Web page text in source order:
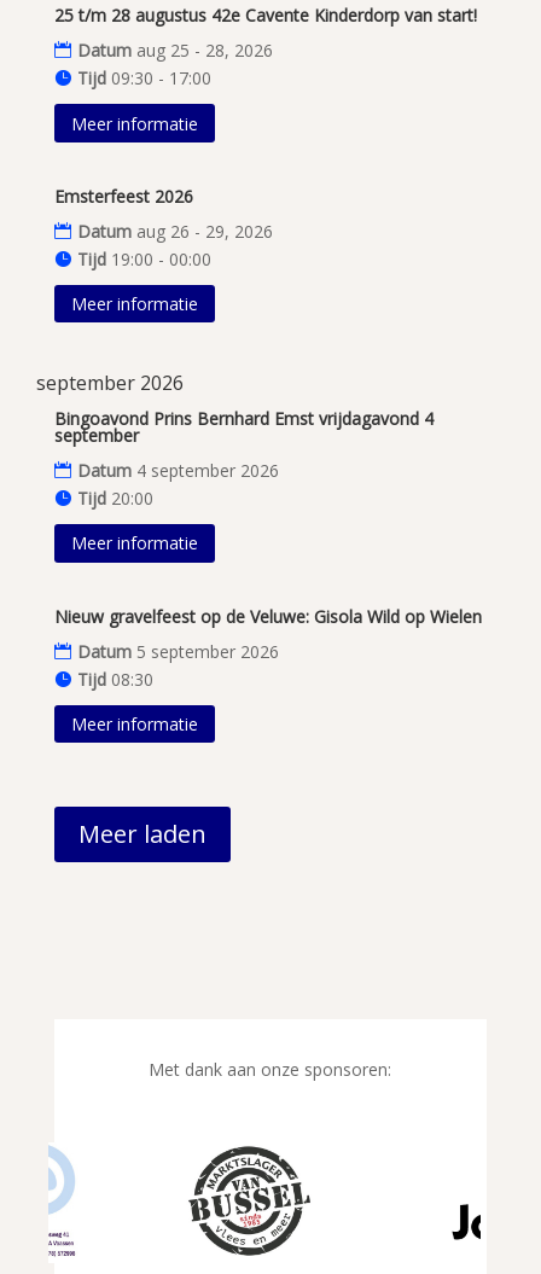
25 t/m 28 augustus 42e Cavente Kinderdorp van start!
Datum aug 25 - 28, 2026
Tijd 09:30 - 17:00
Meer informatie
Emsterfeest 2026
Datum aug 26 - 29, 2026
Tijd 19:00 - 00:00
Meer informatie
september 2026
Bingoavond Prins Bernhard Emst vrijdagavond 4
september
Datum 4 september 2026
Tijd 20:00
Meer informatie
Nieuw gravelfeest op de Veluwe: Gisola Wild op Wielen
Datum 5 september 2026
Tijd 08:30
Meer informatie
Meer laden
Met dank aan onze sponsoren: